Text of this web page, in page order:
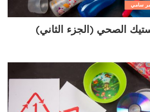
سامي
الصحي (الجزء الثاني)